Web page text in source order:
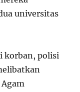
universitas
korban, polisi